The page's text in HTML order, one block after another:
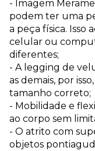
- Imagem
podem ter uma
a peça física. Isso
celular ou
diferentes;
- A legging de
as demais, por
tamanho correto;
- Mobilidade e
ao corpo sem
- O atrito com
objetos